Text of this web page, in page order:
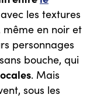
les textures
en noir et
personnages
bouche, qui
. Mais
sous les